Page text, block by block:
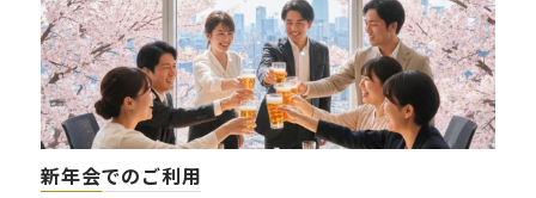
新年会でのご利用